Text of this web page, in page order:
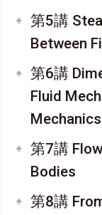
第5講
Between
第6講
Fluid
Mechanics
第7講
Bodies
第8講